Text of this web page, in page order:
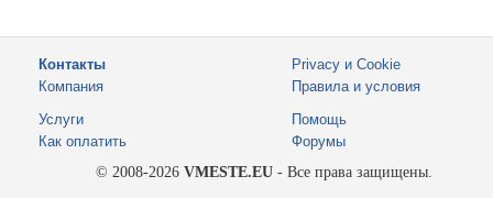
Контакты
Компания
Privacy и Cookie
Правила и условия
Услуги
Как оплатить
Помощь
Форумы
© 2008-2026 VMESTE.EU - Все права защищены.